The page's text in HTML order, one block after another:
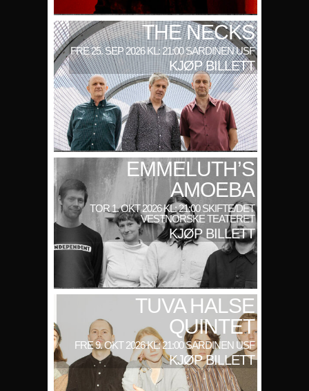
THE NECKS
FRE 25. SEP 2026 KL: 21:00 SARDINEN USF
KJØP BILLETT
EMMELUTH’S
AMOEBA
TOR 1. OKT 2026 KL: 21:00 SKIFTE/DET
VESTNORSKE TEATERET
KJØP BILLETT
TUVA HALSE
QUINTET
FRE 9. OKT 2026 KL: 21:00 SARDINEN USF
KJØP BILLETT